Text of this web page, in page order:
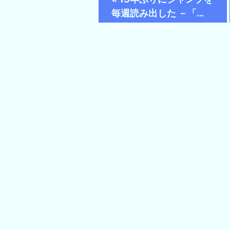
毎週読み出した －「…